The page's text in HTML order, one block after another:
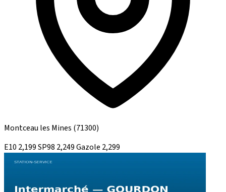
Montceau les Mines (71300)
E10 2,199SP98 2,249Gazole 2,299